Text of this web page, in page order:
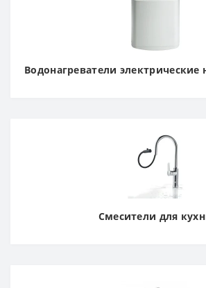
Водонагреватели
Смесители для